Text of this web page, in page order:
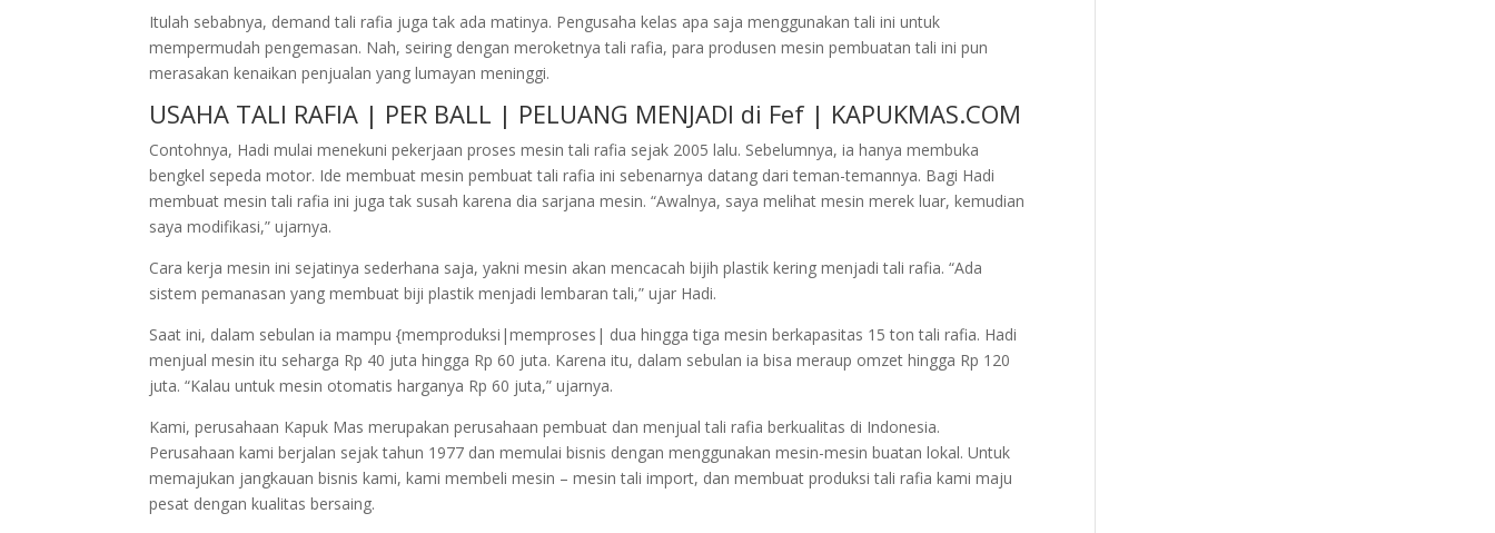
Itulah sebabnya, demand tali rafia juga tak ada matinya. Pengusaha kelas apa saja menggunakan tali ini untuk
mempermudah pengemasan. Nah, seiring dengan meroketnya tali rafia, para produsen mesin pembuatan tali ini pun
merasakan kenaikan penjualan yang lumayan meninggi.
USAHA TALI RAFIA | PER BALL | PELUANG MENJADI di Fef | KAPUKMAS.COM
Contohnya, Hadi mulai menekuni pekerjaan proses mesin tali rafia sejak 2005 lalu. Sebelumnya, ia hanya membuka
bengkel sepeda motor. Ide membuat mesin pembuat tali rafia ini sebenarnya datang dari teman-temannya. Bagi Hadi
membuat mesin tali rafia ini juga tak susah karena dia sarjana mesin. “Awalnya, saya melihat mesin merek luar, kemudian
saya modifikasi,” ujarnya.
Cara kerja mesin ini sejatinya sederhana saja, yakni mesin akan mencacah bijih plastik kering menjadi tali rafia. “Ada
sistem pemanasan yang membuat biji plastik menjadi lembaran tali,” ujar Hadi.
Saat ini, dalam sebulan ia mampu {memproduksi|memproses| dua hingga tiga mesin berkapasitas 15 ton tali rafia. Hadi
menjual mesin itu seharga Rp 40 juta hingga Rp 60 juta. Karena itu, dalam sebulan ia bisa meraup omzet hingga Rp 120
juta. “Kalau untuk mesin otomatis harganya Rp 60 juta,” ujarnya.
Kami, perusahaan Kapuk Mas merupakan perusahaan pembuat dan menjual tali rafia berkualitas di Indonesia.
Perusahaan kami berjalan sejak tahun 1977 dan memulai bisnis dengan menggunakan mesin-mesin buatan lokal. Untuk
memajukan jangkauan bisnis kami, kami membeli mesin – mesin tali import, dan membuat produksi tali rafia kami maju
pesat dengan kualitas bersaing.